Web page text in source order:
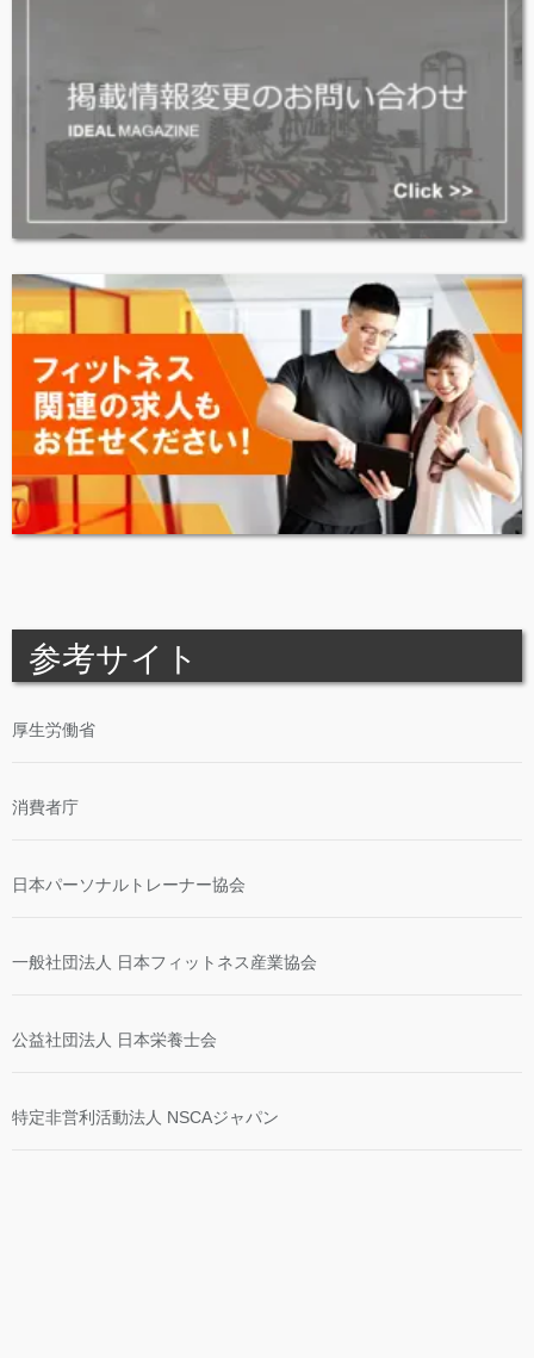
参考サイト
厚生労働省
消費者庁
日本パーソナルトレーナー協会
一般社団法人 日本フィットネス産業協会
公益社団法人 日本栄養士会
特定非営利活動法人 NSCAジャパン